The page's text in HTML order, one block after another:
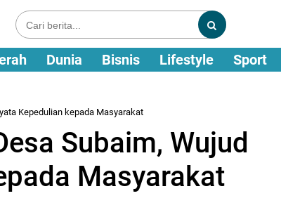
Dunia Bisnis Lifestyle Sport
Kepedulian kepada Masyarakat
Subaim, Wujud
Masyarakat